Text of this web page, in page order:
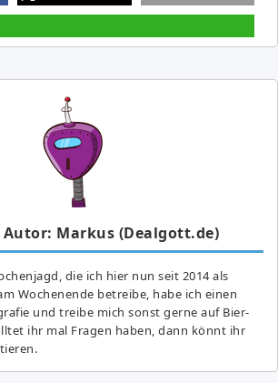
Autor: Markus (Dealgott.de)
die ich hier nun seit 2014 als
Wochenende betreibe, habe ich einen
und treibe mich sonst gerne auf Bier-
ihr mal Fragen haben, dann könnt ihr